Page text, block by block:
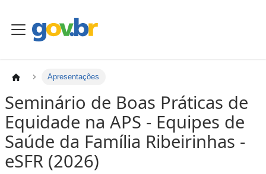
Apresentações
Seminário de Boas Práticas de
Equidade na APS - Equipes de
Saúde da Família Ribeirinhas -
eSFR (2026)